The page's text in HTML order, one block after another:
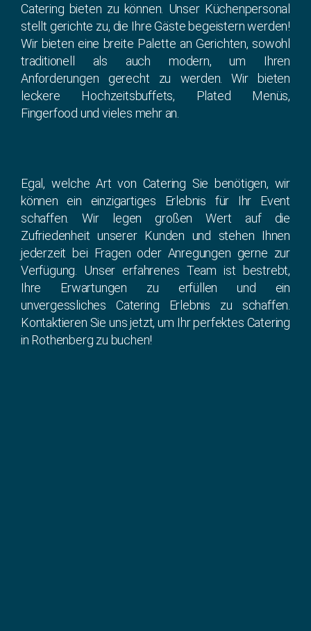
Catering bieten zu können. Unser Küchenpersonal
stellt gerichte zu, die Ihre Gäste begeistern werden!
Wir bieten eine breite Palette an Gerichten, sowohl
traditionell als auch modern, um Ihren
Anforderungen gerecht zu werden. Wir bieten
leckere Hochzeitsbuffets, Plated Menüs,
Fingerfood und vieles mehr an.
Egal, welche Art von Catering Sie benötigen, wir
können ein einzigartiges Erlebnis für Ihr Event
schaffen. Wir legen großen Wert auf die
Zufriedenheit unserer Kunden und stehen Ihnen
jederzeit bei Fragen oder Anregungen gerne zur
Verfügung. Unser erfahrenes Team ist bestrebt,
Ihre Erwartungen zu erfüllen und ein
unvergessliches Catering Erlebnis zu schaffen.
Kontaktieren Sie uns jetzt, um Ihr perfektes Catering
in Rothenberg zu buchen!